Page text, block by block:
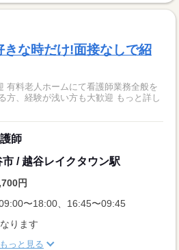
な時だけ!面接なしで紹
有料老人ホームにて看護師業務全般を
方、経験が浅い方も大歓迎 もっと詳し
師
/ 越谷レイクタウン駅
円
〜18:00、16:45〜09:45
ります
もっと見る